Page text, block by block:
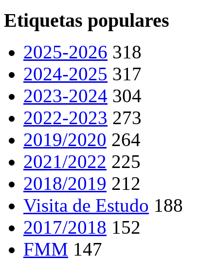
Etiquetas populares
2025-2026 318
2024-2025 317
2023-2024 304
2022-2023 273
2019/2020 264
2021/2022 225
2018/2019 212
Visita de Estudo 188
2017/2018 152
FMM 147